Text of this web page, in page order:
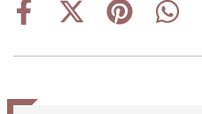
Share
Share
(Twitter)
Share
Share